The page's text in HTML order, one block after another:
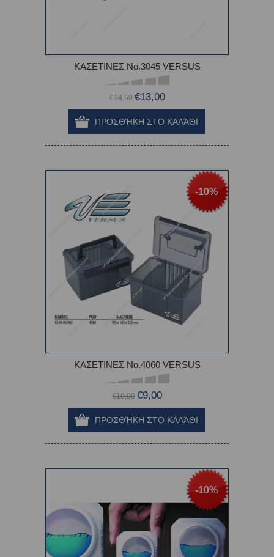
ΚΑΣΕΤΙΝΕΣ Νο.3045 VERSUS
€14,50 €13,00
-10%
ΚΑΣΕΤΙΝΕΣ Νο.4060 VERSUS
€10,00 €9,00
-10%